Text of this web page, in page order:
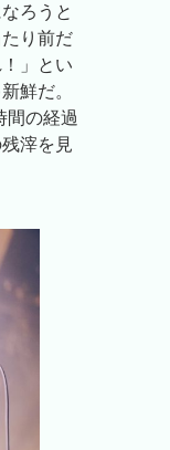
ろうと
り前だ
」とい
鮮だ。
間の経過
滓を見